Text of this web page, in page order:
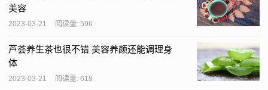
美容
2023-03-21 阅读量: 596
芦荟养生茶也很不错 美容养颜还能调理身
体
2023-03-21 阅读量: 618